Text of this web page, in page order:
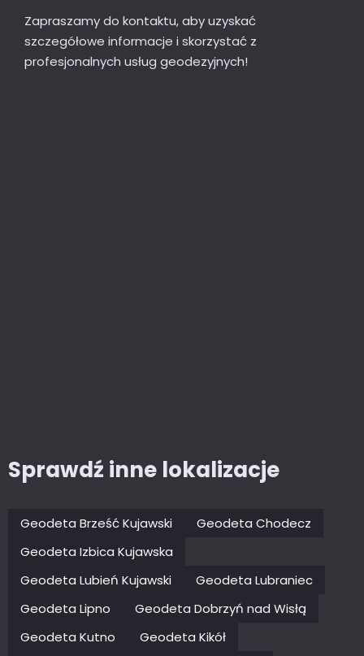
Zapraszamy do kontaktu, aby uzyskać
szczegółowe informacje i skorzystać z
profesjonalnych usług geodezyjnych!
Sprawdź inne lokalizacje
Geodeta Brześć Kujawski
Geodeta Chodecz
Geodeta Izbica Kujawska
Geodeta Lubień Kujawski
Geodeta Lubraniec
Geodeta Lipno
Geodeta Dobrzyń nad Wisłą
Geodeta Kutno
Geodeta Kikół